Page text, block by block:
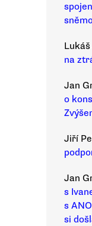
na
Jan
o
Jiří
Jan
s
s
si